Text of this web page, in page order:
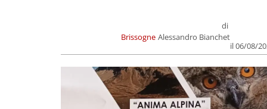
Brissogne
di
Alessandro Bianchet
il 06/08/